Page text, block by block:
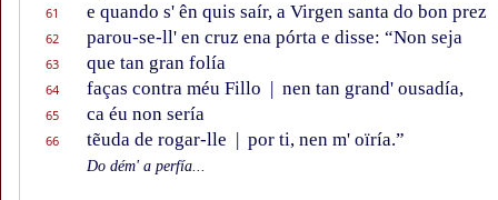
61 e quando s' ên quis saír, a Virgen santa do bon prez
62 parou-se-ll' en cruz ena pórta e disse: “Non seja
63 que tan gran folía
64 faças contra méu Fillo | nen tan grand' ousadía,
65 ca éu non sería
66 tẽuda de rogar-lle | por ti, nen m' oïría.”
Do dém' a perfía...